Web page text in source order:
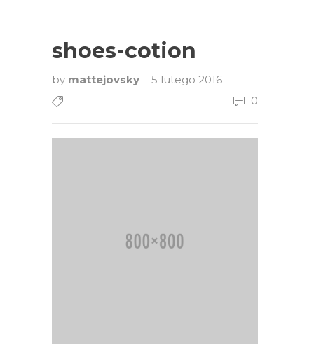
shoes-cotion
by mattejovsky
5 lutego 2016
0